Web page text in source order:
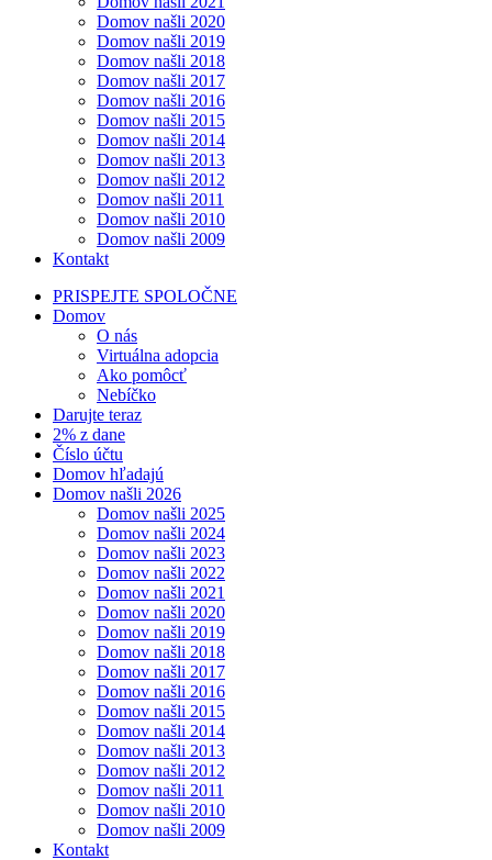
Domov našli 2020
Domov našli 2019
Domov našli 2018
Domov našli 2017
Domov našli 2016
Domov našli 2015
Domov našli 2014
Domov našli 2013
Domov našli 2012
Domov našli 2011
Domov našli 2010
Domov našli 2009
Kontakt
PRISPEJTE SPOLOČNE
Domov
O nás
Virtuálna adopcia
Ako pomôcť
Nebíčko
Darujte teraz
2% z dane
Číslo účtu
Domov hľadajú
Domov našli 2026
Domov našli 2025
Domov našli 2024
Domov našli 2023
Domov našli 2022
Domov našli 2021
Domov našli 2020
Domov našli 2019
Domov našli 2018
Domov našli 2017
Domov našli 2016
Domov našli 2015
Domov našli 2014
Domov našli 2013
Domov našli 2012
Domov našli 2011
Domov našli 2010
Domov našli 2009
Kontakt